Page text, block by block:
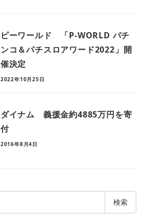
ピーワールド 「P-WORLD パチ
ンコ＆パチスロアワード2022」開
催決定
2022年10月25日
ダイナム 義援金約4885万円を寄
付
2016年8月4日
検索